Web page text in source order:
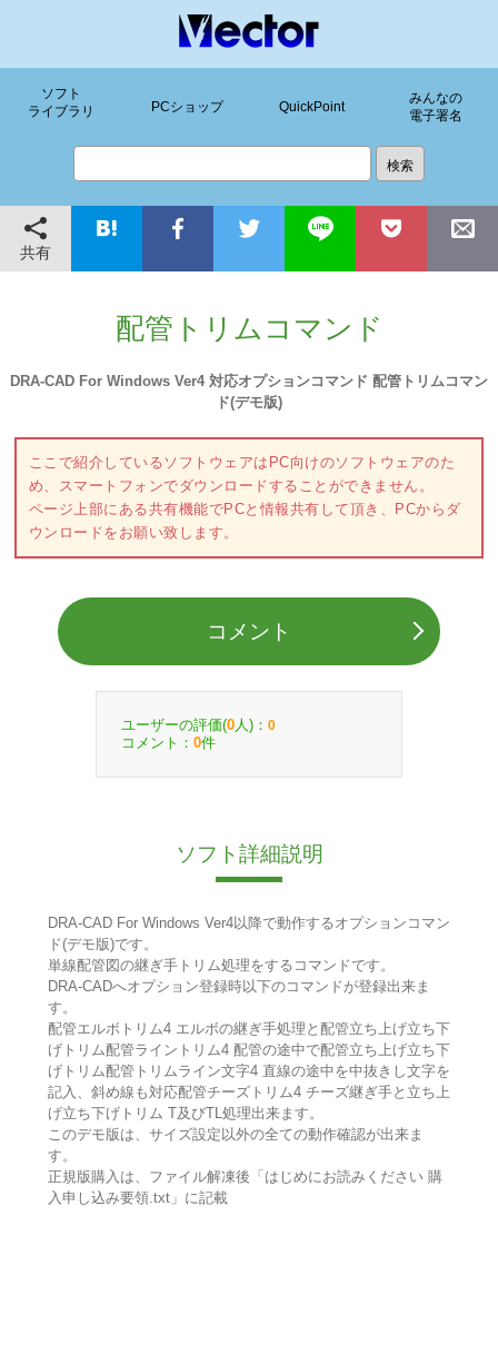
ソフト
ライブラリ
PCショップ QuickPoint
みんなの
電子署名
共有
配管トリムコマンド
DRA-CAD For Windows Ver4 対応オプションコマンド 配管トリムコマン
ド(デモ版)
ここで紹介しているソフトウェアはPC向けのソフトウェアのた
め、スマートフォンでダウンロードすることができません。
ページ上部にある共有機能でPCと情報共有して頂き、PCからダ
ウンロードをお願い致します。
コメント
ユーザーの評価(0 人)： 0
コメント： 0件
ソフト詳細説明
DRA-CAD For Windows Ver4以降で動作するオプションコマン
ド(デモ版)です。
単線配管図の継ぎ手トリム処理をするコマンドです。
DRA-CADへオプション登録時以下のコマンドが登録出来ま
す。
配管エルボトリム4 エルボの継ぎ手処理と配管立ち上げ立ち下
げトリム配管ライントリム4 配管の途中で配管立ち上げ立ち下
げトリム配管トリムライン文字4 直線の途中を中抜きし文字を
記入、斜め線も対応配管チーズトリム4 チーズ継ぎ手と立ち上
げ立ち下げトリム T及びTL処理出来ます。
このデモ版は、サイズ設定以外の全ての動作確認が出来ま
す。
正規版購入は、ファイル解凍後「はじめにお読みください 購
入申し込み要領.txt」に記載